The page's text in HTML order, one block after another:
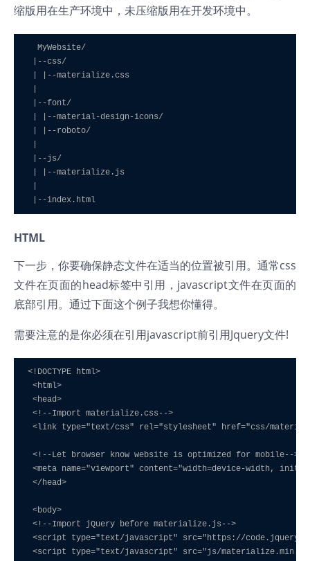
缩版用在生产环境中，未压缩版用在开发环境中。
MyWebsite/
|--css/
| |--materialize.css
|--font/
| |--material-design-icons/
| |--roboto/
|--js/
| |--materialize.js
HTML
下一步，你要确保静态文件在适当的位置被引用。通常css
文件在页面的head标签中引用，javascript文件在页面的
底部引用。通过下面这个例子我想你懂得。
需要注意的是你必须在引用javascript前引用Jquery文件!
<!DOCTYPE html>
<html>
<head>
<!--Import materialize.css-->
<link type="text/css" rel="stylesheet" href="css/
<!--Let browser know website is optimized for mobile-->
<meta name="viewport" content="width=device-width,
</head>
<body>
<!--Import jQuery before materialize.js-->
<script type="text/javascript" src="https://
<script type="text/javascript" src="js/